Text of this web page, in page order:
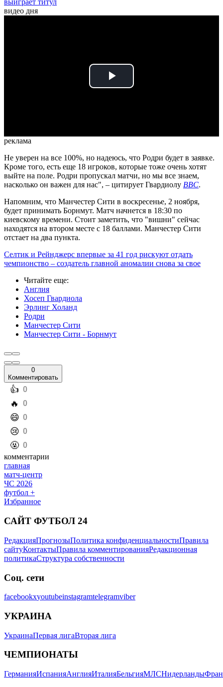
выиграет титул
видео дня
Play
реклама
Не уверен на все 100%, но надеюсь, что Родри будет в заявке.
Кроме того, есть еще 18 игроков, которые тоже очень хотят
выйте на поле. Родри пропускал матчи, но мы все знаем,
насколько он важен для нас", – цитирует Гвардиолу BBC.
Напомним, что Манчестер Сити в воскресенье, 2 ноября,
будет принимать Борнмут. Матч начнется в 18:30 по
киевскому времени. Стоит заметить, что "вишни" сейчас
находятся на втором месте с 18 баллами. Манчестер Сити
отстает на два пункта.
Селтик и Рейнджерс впервые за 41 год рискуют отдать
чемпионство – создатель главной аномалии снова за свое
Читайте еще:
Англия
Хосеп Гвардиола
Эрлинг Холанд
Родри
Манчестер Сити
Манчестер Сити - Борнмут
0
Комментировать
️👍 0
️🔥 0
️😄 0
️😢 0
️🤬 0
комментарии
главная
матч-центр
ЧС 2026
футбол +
Избранное
САЙТ ФУТБОЛ 24
РедакцияПрогнозыПолитика конфиденциальностиПравила
сайтуКонтактыПравила комментированияРедакционная
политикаСтруктура собственности
Соц. сети
facebookxyoutubeinstagramtelegramviber
УКРАИНА
УкраинаПервая лигаВторая лига
ЧЕМПИОНАТЫ
ГерманияИспанияАнглияИталияБельгияМЛСНидерланды